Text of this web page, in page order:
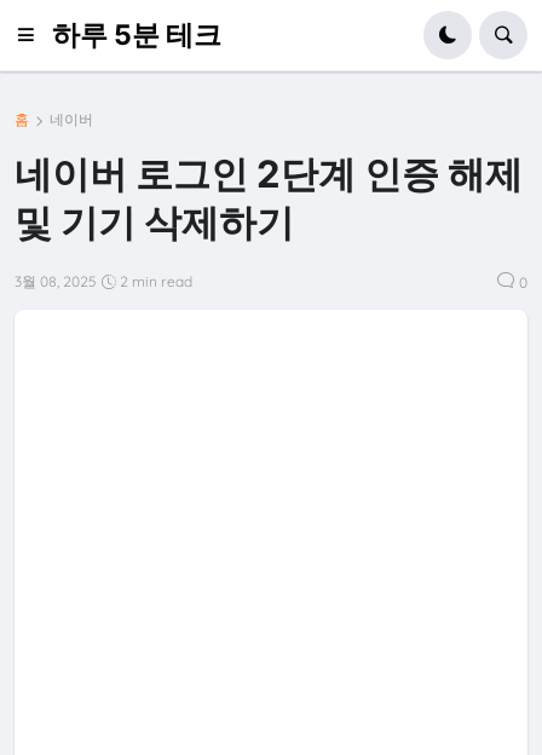
하루 5분 테크
홈 네이버
네이버 로그인 2단계 인증 해제
및 기기 삭제하기
3월 08, 2025 2 min read 0